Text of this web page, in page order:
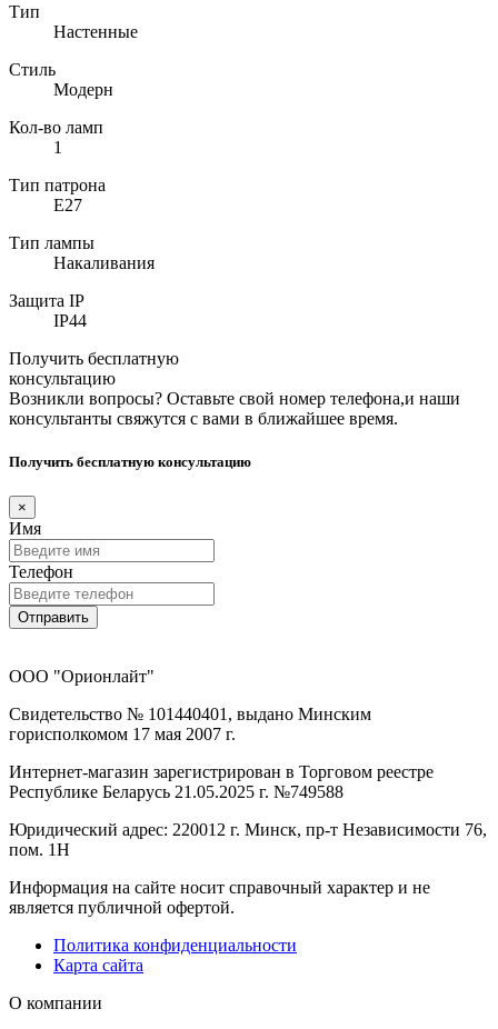
Тип
Настенные
Стиль
Модерн
Кол-во ламп
1
Тип патрона
E27
Тип лампы
Накаливания
Защита IP
IP44
Получить бесплатную
консультацию
Возникли вопросы? Оставьте свой номер телефона,и наши
консультанты свяжутся с вами в ближайшее время.
Получить бесплатную консультацию
×
Имя
Телефон
Отправить
ООО "Орионлайт"
Свидетельство № 101440401, выдано Минским
горисполкомом 17 мая 2007 г.
Интернет-магазин зарегистрирован в Торговом реестре
Республике Беларусь 21.05.2025 г. №749588
Юридический адрес: 220012 г. Минск, пр-т Независимости 76,
пом. 1Н
Информация на сайте носит справочный характер и не
является публичной офертой.
Политика конфиденциальности
Карта сайта
О компании